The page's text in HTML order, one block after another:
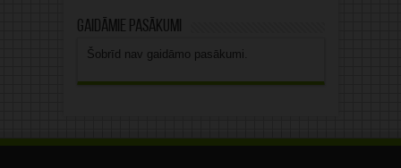
Gaidāmie pasākumi
Šobrīd nav gaidāmo pasākumi.